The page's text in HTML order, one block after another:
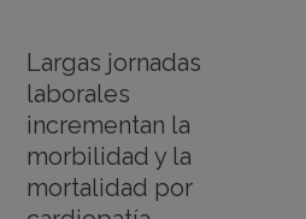
Largas jornadas
laborales
incrementan la
morbilidad y la
mortalidad por